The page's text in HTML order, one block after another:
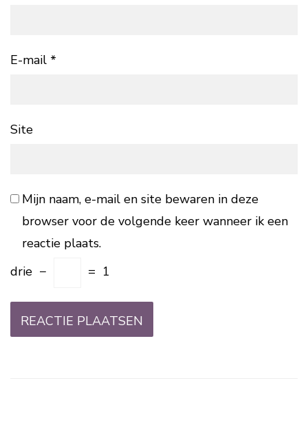
E-mail *
Site
Mijn naam, e-mail en site bewaren in deze
browser voor de volgende keer wanneer ik een
reactie plaats.
drie − = 1